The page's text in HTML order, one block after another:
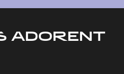
ADORENT